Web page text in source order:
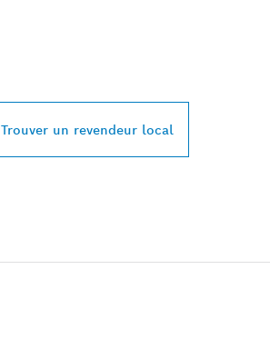
Trouver un revendeur local